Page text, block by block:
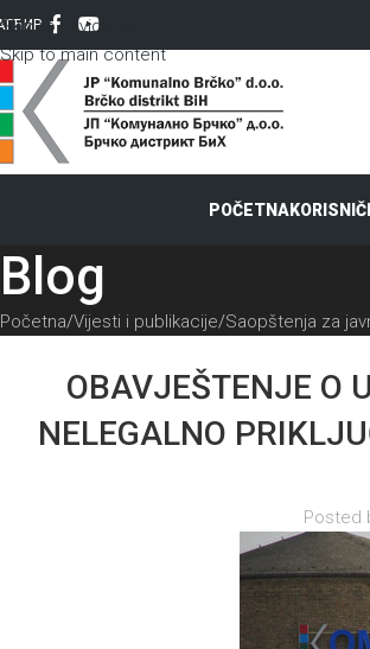
Skip to navigation
Skip to main content
ЋИР
POČETNA
Blog
Početna Vijesti i publikacije Saopštenja za
OBAVJEŠTENJE O
NELEGALNO
Posted